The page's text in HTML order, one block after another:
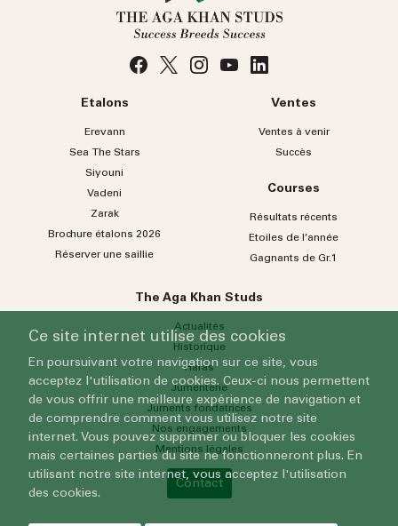
Etalons
Erevann
Sea TheStars
Siyouni
Vadeni
Zarak
Brochure étalons 2026
Réserver une saillie
Ventes
Ventes à venir
Succès
Courses
Résultats récents
Etoiles de l’année
Gagnants de Gr.1
The Aga Khan Studs
Actualités
Historique
Haras
Jumenterie
Juments fondatrices
Nos engagements
Mentions légales
Contact
Ce site internet utilise des cookies
En poursuivant votre navigation sur ce site, vous
acceptez l'utilisation de cookies. Ceux-ci nous permettent
de vous offrir une meilleure expérience de navigation et
de comprendre comment vous utilisez notre site
internet. Vous pouvez supprimer ou bloquer les cookies
mais certaines parties du site ne fonctionneront plus. En
utilisant notre site internet, vous acceptez l'utilisation
des cookies.